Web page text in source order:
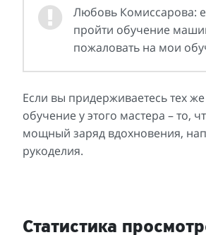
Любовь Комиссарова:
пройти обучение
пожаловать на мои
Если вы придерживаетесь тех
обучение у этого мастера – то,
мощный заряд вдохновения,
рукоделия.
Статистика